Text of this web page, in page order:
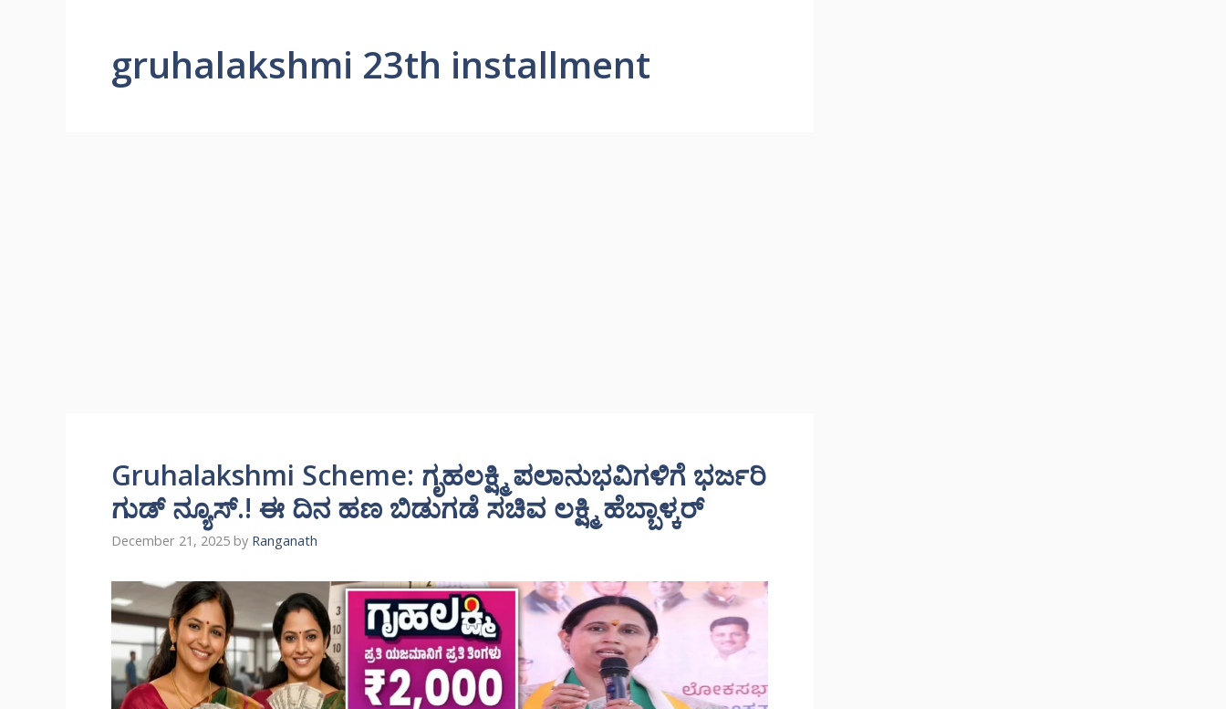
gruhalakshmi 23th installment
Gruhalakshmi Scheme: ಗೃಹಲಕ್ಷ್ಮಿ ಪಲಾನುಭವಿಗಳಿಗೆ ಭರ್ಜರಿ
ಗುಡ್ ನ್ಯೂಸ್.! ಈ ದಿನ ಹಣ ಬಿಡುಗಡೆ ಸಚಿವ ಲಕ್ಷ್ಮಿ ಹೆಬ್ಬಾಳ್ಕರ್
December 21, 2025 by Ranganath